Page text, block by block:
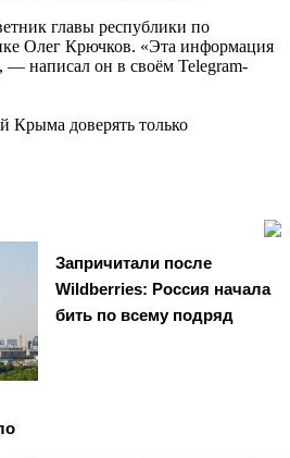
главы республики по
Олег Крючков. «Эта информация
— написал он в своём Telegram-
Крыма доверять только
Запричитали после
Wildberries: Россия начала
бить по всему подряд